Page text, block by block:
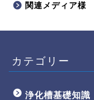
関連メディア様
カテゴリー
浄化槽基礎知識